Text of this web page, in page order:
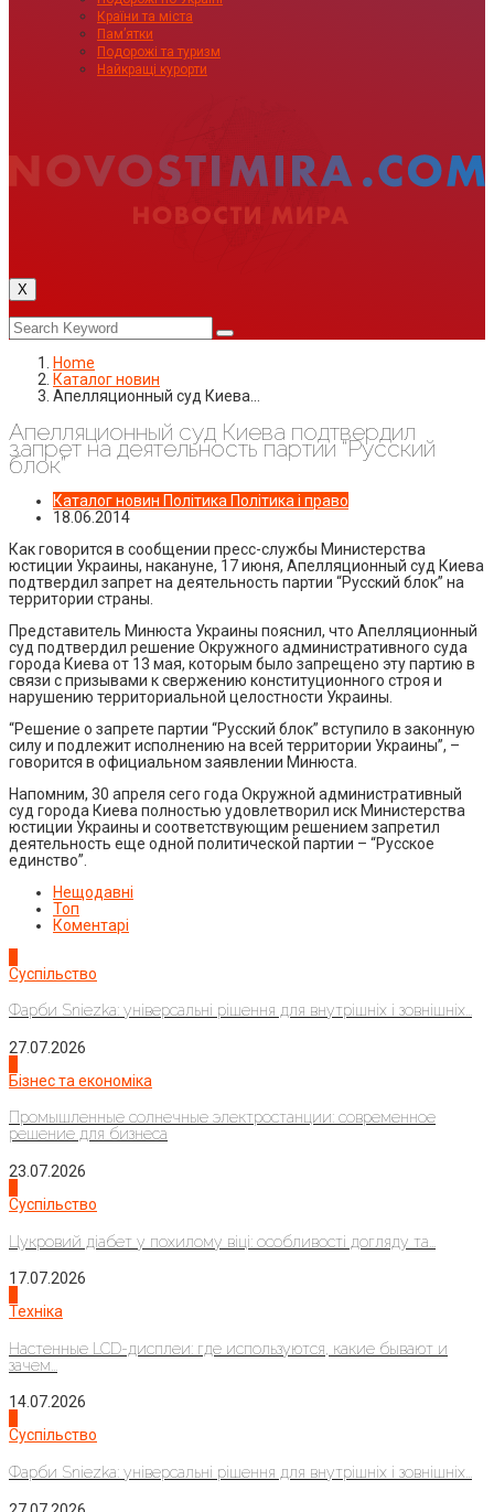
Країни та міста
Пам’ятки
Подорожі та туризм
Найкращі курорти
X
Home
Каталог новин
Апелляционный суд Киева…
Апелляционный суд Киева подтвердил
запрет на деятельность партии “Русский
блок”
Каталог новин Політика Політика і право
18.06.2014
Как говорится в сообщении пресс-службы Министерства
юстиции Украины, накануне, 17 июня, Апелляционный суд Киева
подтвердил запрет на деятельность партии “Русский блок” на
территории страны.
Представитель Минюста Украины пояснил, что Апелляционный
суд подтвердил решение Окружного административного суда
города Киева от 13 мая, которым было запрещено эту партию в
связи с призывами к свержению конституционного строя и
нарушению территориальной целостности Украины.
“Решение о запрете партии “Русский блок” вступило в законную
силу и подлежит исполнению на всей территории Украины”, –
говорится в официальном заявлении Минюста.
Напомним, 30 апреля сего года Окружной административный
суд города Киева полностью удовлетворил иск Министерства
юстиции Украины и соответствующим решением запретил
деятельность еще одной политической партии – “Русское
единство”.
Нещодавні
Топ
Коментарі
Суспільство
Фарби Sniezka: універсальні рішення для внутрішніх і зовнішніх...
27.07.2026
Бізнес та економіка
Промышленные солнечные электростанции: современное
решение для бизнеса
23.07.2026
Суспільство
Цукровий діабет у похилому віці: особливості догляду та...
17.07.2026
Техніка
Настенные LCD-дисплеи: где используются, какие бывают и
зачем...
14.07.2026
Суспільство
Фарби Sniezka: універсальні рішення для внутрішніх і зовнішніх...